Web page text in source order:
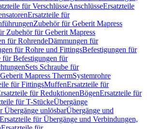
für VerschlüsseAnschlüsseErsatzteile
Ersatzteile für
Zubehör für Geberit Mapress
Zubehör für Geberit Mapress
für RohrendeDämmungen für
für Rohre und FittingsBefestigungen für
für Befestigungen für
Sets Schraube für
Geberit Mapress ThermSystemrohre
für FittingsMuffenErsatzteile für
für ReduktionenBögenErsatzteile für
für T-StückeÜbergänge
Übergänge unlösbarÜbergänge und
Ersatzteile für Übergänge und Verbindungen,